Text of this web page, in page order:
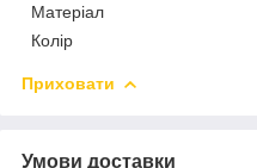
Матеріал
Колір
Приховати
Умови доставки